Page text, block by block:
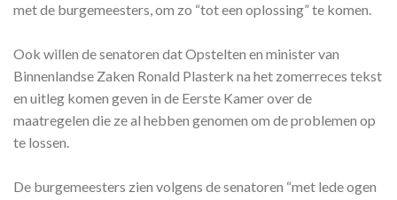
met de burgemeesters, om zo “tot een oplossing” te komen.
Ook willen de senatoren dat Opstelten en minister van
Binnenlandse Zaken Ronald Plasterk na het zomerreces tekst
en uitleg komen geven in de Eerste Kamer over de
maatregelen die ze al hebben genomen om de problemen op
te lossen.
De burgemeesters zien volgens de senatoren “met lede ogen